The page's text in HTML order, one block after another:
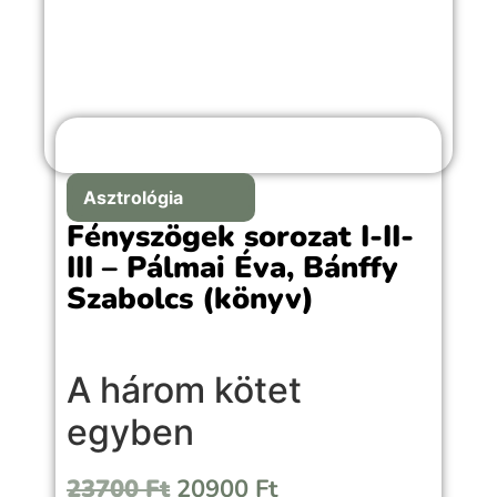
Asztrológia
Fényszögek sorozat I-II-
III – Pálmai Éva, Bánffy
Szabolcs (könyv)
A három kötet
egyben
AFényszögek és alakzatok
23700Ft 20900 Ft